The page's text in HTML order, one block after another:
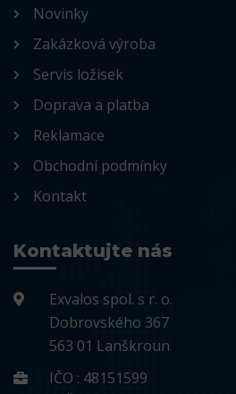
Novinky
Zakázková výroba
Servis ložisek
Doprava a platba
Reklamace
Obchodní podmínky
Kontakt
Kontaktujte nás
Exvalos spol. s r. o.
Dobrovského 367
563 01 Lanškroun
IČO : 48151599